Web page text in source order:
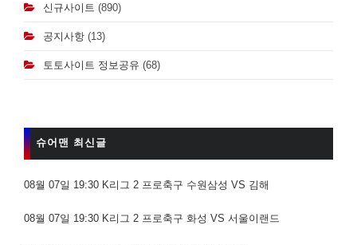
신규사이트 (890)
공지사항 (13)
토토사이트 정보공유 (68)
슈어맨 최신글
08월 07일 19:30 K리그 2 프로축구 수원삼성 VS 김해
08월 07일 19:30 K리그 2 프로축구 화성 VS 서울이랜드